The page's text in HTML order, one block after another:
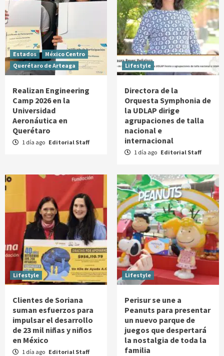
Estados
México Centro
Querétaro de Arteaga
Realizan Engineering
Camp 2026 en la
Universidad
Aeronáutica en
Querétaro
1 día ago Editorial Staff
Lifestyle
Directora de la
Orquesta Symphonia de
la UDLAP dirige
agrupaciones de talla
nacional e
internacional
1 día ago Editorial Staff
Lifestyle
Clientes de Soriana
suman esfuerzos para
impulsar el desarrollo
de 23 mil niñas y niños
en México
1 día ago Editorial Staff
Lifestyle
Perisur se une a
Peanuts para presentar
un nuevo parque de
juegos que despertará
la nostalgia de toda la
familia